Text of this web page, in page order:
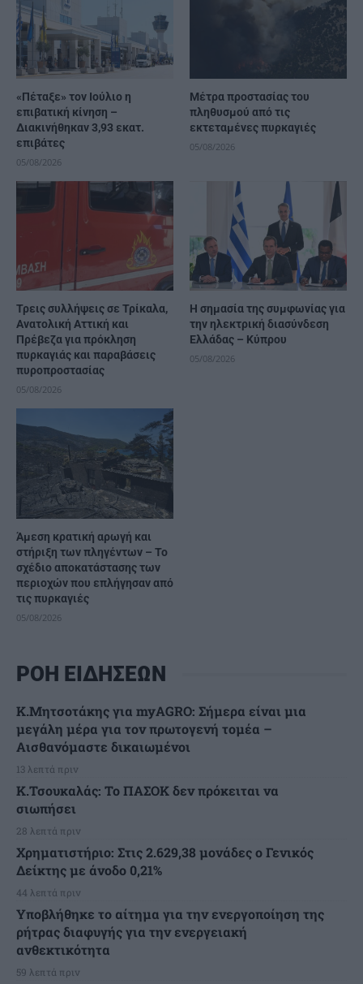
«Πέταξε» τον Ιούλιο η
επιβατική κίνηση –
Διακινήθηκαν 3,93 εκατ.
επιβάτες
05/08/2026
Μέτρα προστασίας του
πληθυσμού από τις
εκτεταμένες πυρκαγιές
05/08/2026
Τρεις συλλήψεις σε Τρίκαλα,
Ανατολική Αττική και
Πρέβεζα για πρόκληση
πυρκαγιάς και παραβάσεις
πυροπροστασίας
05/08/2026
H σημασία της συμφωνίας για
την ηλεκτρική διασύνδεση
Ελλάδας – Κύπρου
05/08/2026
Άμεση κρατική αρωγή και
στήριξη των πληγέντων – Το
σχέδιο αποκατάστασης των
περιοχών που επλήγησαν από
τις πυρκαγιές
05/08/2026
ΡΟΗ ΕΙΔΗΣΕΩΝ
Κ.Μητσοτάκης για myAGRO: Σήμερα είναι μια
μεγάλη μέρα για τον πρωτογενή τομέα –
Αισθανόμαστε δικαιωμένοι
13 λεπτά πριν
Κ.Τσουκαλάς: Το ΠΑΣΟΚ δεν πρόκειται να
σιωπήσει
28 λεπτά πριν
Χρηματιστήριο: Στις 2.629,38 μονάδες ο Γενικός
Δείκτης με άνοδο 0,21%
44 λεπτά πριν
Υποβλήθηκε το αίτημα για την ενεργοποίηση της
ρήτρας διαφυγής για την ενεργειακή
ανθεκτικότητα
59 λεπτά πριν